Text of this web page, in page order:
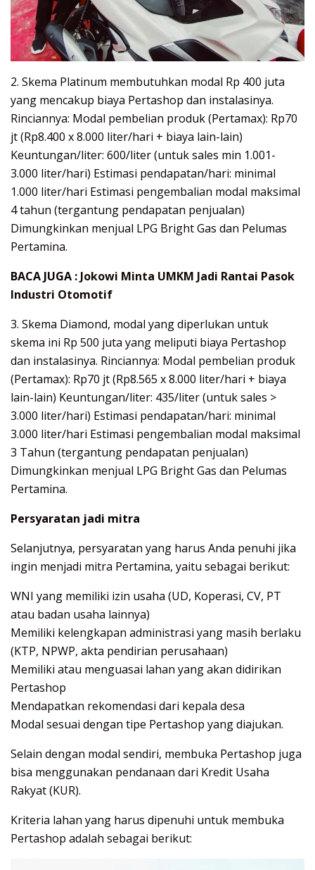
2. Skema Platinum membutuhkan modal Rp 400 juta
yang mencakup biaya Pertashop dan instalasinya.
Rinciannya: Modal pembelian produk (Pertamax): Rp70
jt (Rp8.400 x 8.000 liter/hari + biaya lain-lain)
Keuntungan/liter: 600/liter (untuk sales min 1.001-
3.000 liter/hari) Estimasi pendapatan/hari: minimal
1.000 liter/hari Estimasi pengembalian modal maksimal
4 tahun (tergantung pendapatan penjualan)
Dimungkinkan menjual LPG Bright Gas dan Pelumas
Pertamina.
BACA JUGA : Jokowi Minta UMKM Jadi Rantai Pasok
Industri Otomotif
3. Skema Diamond, modal yang diperlukan untuk
skema ini Rp 500 juta yang meliputi biaya Pertashop
dan instalasinya. Rinciannya: Modal pembelian produk
(Pertamax): Rp70 jt (Rp8.565 x 8.000 liter/hari + biaya
lain-lain) Keuntungan/liter: 435/liter (untuk sales >
3.000 liter/hari) Estimasi pendapatan/hari: minimal
3.000 liter/hari Estimasi pengembalian modal maksimal
3 Tahun (tergantung pendapatan penjualan)
Dimungkinkan menjual LPG Bright Gas dan Pelumas
Pertamina.
Persyaratan jadi mitra
Selanjutnya, persyaratan yang harus Anda penuhi jika
ingin menjadi mitra Pertamina, yaitu sebagai berikut:
WNI yang memiliki izin usaha (UD, Koperasi, CV, PT
atau badan usaha lainnya)
Memiliki kelengkapan administrasi yang masih berlaku
(KTP, NPWP, akta pendirian perusahaan)
Memiliki atau menguasai lahan yang akan didirikan
Pertashop
Mendapatkan rekomendasi dari kepala desa
Modal sesuai dengan tipe Pertashop yang diajukan.
Selain dengan modal sendiri, membuka Pertashop juga
bisa menggunakan pendanaan dari Kredit Usaha
Rakyat (KUR).
Kriteria lahan yang harus dipenuhi untuk membuka
Pertashop adalah sebagai berikut: